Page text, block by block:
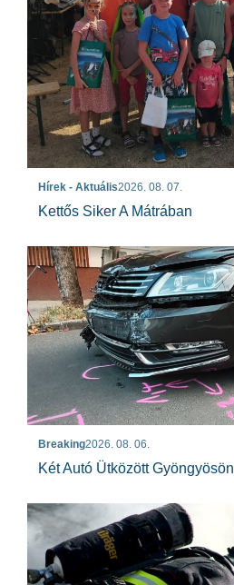
Hírek - Aktuális2026. 08. 07.
Kettős Siker A Mátrában
Breaking2026. 08. 06.
Két Autó Ütközött Gyöngyösön